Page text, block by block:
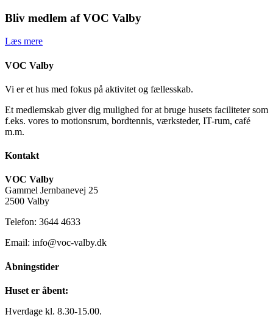
Bliv medlem af VOC Valby
Læs mere
VOC Valby
Vi er et hus med fokus på aktivitet og fællesskab.
Et medlemskab giver dig mulighed for at bruge husets faciliteter som
f.eks. vores to motionsrum, bordtennis, værksteder, IT-rum, café
m.m.
Kontakt
VOC Valby
Gammel Jernbanevej 25
2500 Valby
Telefon: 3644 4633
Email: info@voc-valby.dk
Åbningstider
Huset er åbent:
Hverdage kl. 8.30-15.00.